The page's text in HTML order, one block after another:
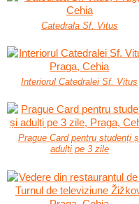
Catedrala Sf. Vitus
Interiorul Catedralei Sf. Vitus
Prague Card pentru studenți
adulți pe 3 zile